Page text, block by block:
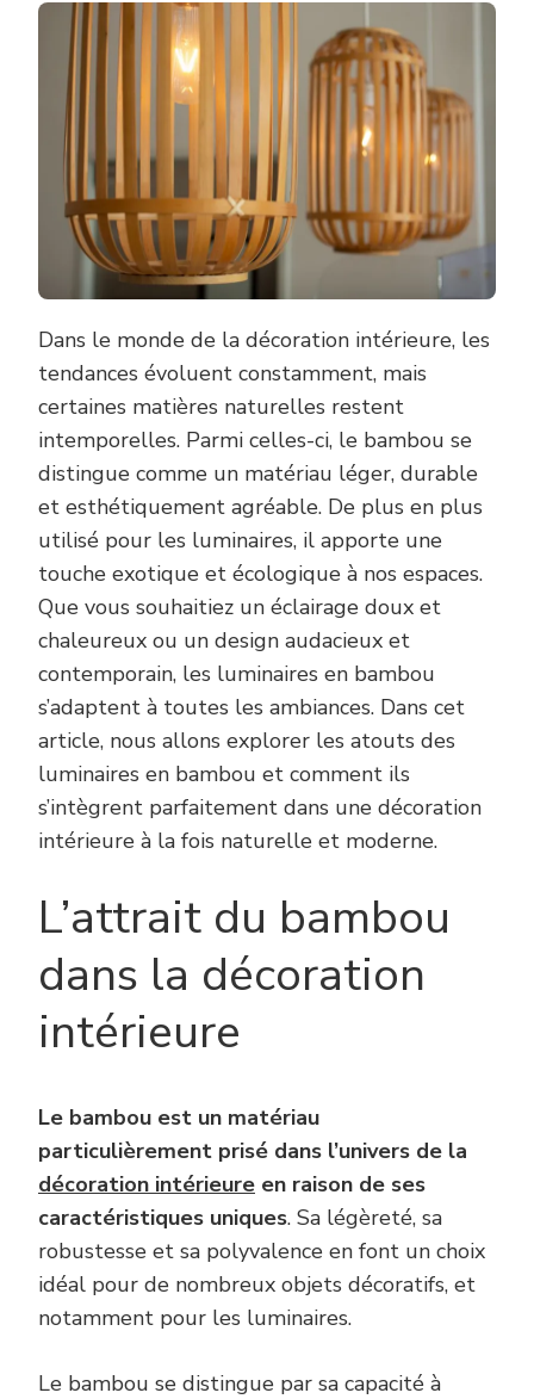
Dans le monde de la décoration intérieure, les
tendances évoluent constamment, mais
certaines matières naturelles restent
intemporelles. Parmi celles-ci, le bambou se
distingue comme un matériau léger, durable
et esthétiquement agréable. De plus en plus
utilisé pour les luminaires, il apporte une
touche exotique et écologique à nos espaces.
Que vous souhaitiez un éclairage doux et
chaleureux ou un design audacieux et
contemporain, les luminaires en bambou
s’adaptent à toutes les ambiances. Dans cet
article, nous allons explorer les atouts des
luminaires en bambou et comment ils
s’intègrent parfaitement dans une décoration
intérieure à la fois naturelle et moderne.
L’attrait du bambou
dans la décoration
intérieure
Le bambou est un matériau
particulièrement prisé dans l’univers de la
décoration intérieure en raison de ses
caractéristiques uniques. Sa légèreté, sa
robustesse et sa polyvalence en font un choix
idéal pour de nombreux objets décoratifs, et
notamment pour les luminaires.
Le bambou se distingue par sa capacité à